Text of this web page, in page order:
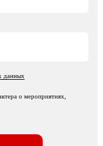
данных
о мероприятиях,